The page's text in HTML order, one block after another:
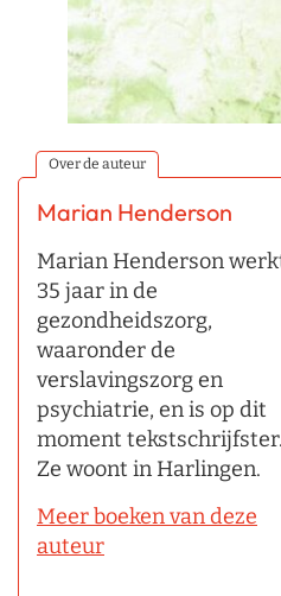
Over de auteur
Marian Henderson
Marian Henderson
35 jaar in de
gezondheidszorg,
waaronder de
verslavingszorg en
psychiatrie, en is op dit
moment tekstschrijfster.
Ze woont in Harlingen.
Meer boeken van deze
auteur